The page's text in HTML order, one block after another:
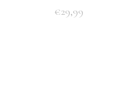
€29,99